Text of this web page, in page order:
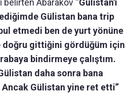
Abarakov “Gülistan'ı
Gülistan bana trip
etmedi ben de yurt yönüne
doğru gittiğini gördüğüm için
bindirmeye çalıştım.
daha sonra bana
Ancak Gülistan yine ret etti”